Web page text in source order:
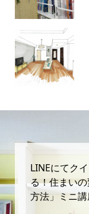
LINEにてク
る！住まい
方法」ミニ